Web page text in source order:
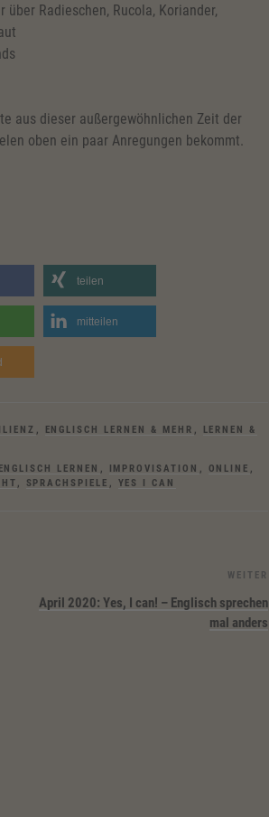
Radieschen, Rucola, Koriander,
aus dieser außergewöhnlichen Zeit der
oben ein paar Anregungen bekommt.
teilen
mitteilen
, ENGLISCH LERNEN & MEHR ,
LERNEN &
ENGLISCH LERNEN , IMPROVISATION , ONLINE ,
, SPRACHSPIELE , YES I CAN
WEITER
April 2020: Yes, I can! – Englisch sprechen
mal anders